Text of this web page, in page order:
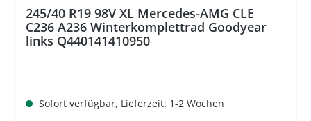
245/40 R19 98V XL Mercedes-AMG CLE
C236 A236 Winterkomplettrad Goodyear
links Q440141410950
Sofort verfügbar, Lieferzeit: 1-2 Wochen